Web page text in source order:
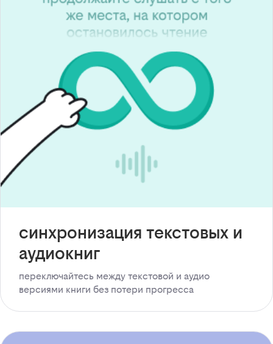
синхронизация текстовых и
аудиокниг
переключайтесь между текстовой и аудио
версиями книги без потери прогресса